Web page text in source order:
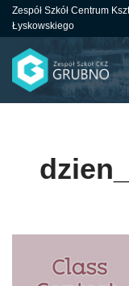
do
treści
Zespół Szkół Centrum
Łyskowskiego